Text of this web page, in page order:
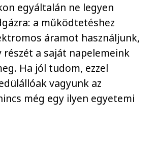
egyáltalán ne legyen
a működtetéshez
áramot használjunk,
részét a saját napelemeink
Ha jól tudom, ezzel
vagyunk az
még egy ilyen egyetemi